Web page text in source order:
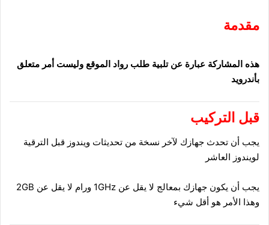
مقدمة
هذه المشاركة عبارة عن تلبية طلب رواد الموقع وليست أمر متعلق
بأندرويد
قبل التركيب
يجب أن تحدث جهازك لآخر نسخة من تحديثات ويندوز قبل الترقية
لويندوز العاشر
يجب أن يكون جهازك بمعالج لا يقل عن 1GHz ورام لا يقل عن 2GB
وهذا الأمر هو أقل شيء